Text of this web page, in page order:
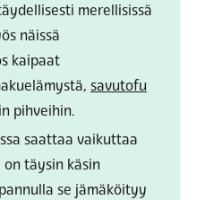
merellisissä
näissä
kaipaat
savutofu
pihveihin.
saattaa vaikuttaa
täysin käsin
se jämäköityy